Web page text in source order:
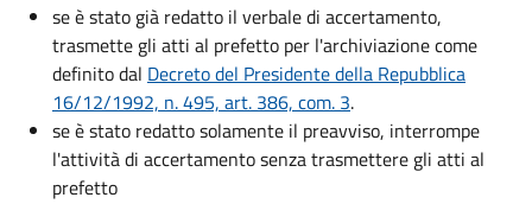
se è stato già redatto il verbale di accertamento,
trasmette gli atti al prefetto per l'archiviazione come
definito dal Decreto del Presidente della Repubblica
16/12/1992, n. 495, art. 386, com. 3.
se è stato redatto solamente il preavviso, interrompe
l'attività di accertamento senza trasmettere gli atti al
prefetto